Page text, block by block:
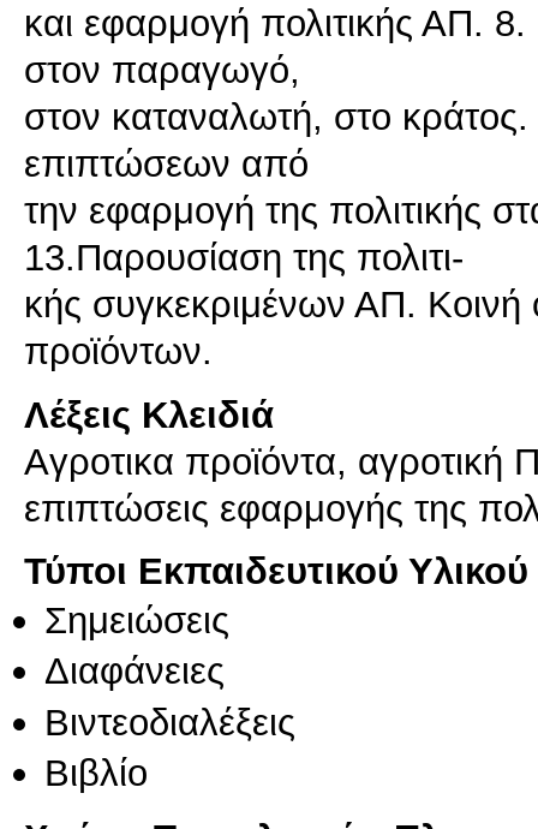
και εφαρμογή πολιτικής ΑΠ. 8.
στον παραγωγό,
στον καταναλωτή, στο
επιπτώσεων από
την εφαρμογή της πολιτικής
13.Παρουσίαση της πολιτι-
κής συγκεκριμένων ΑΠ.
Λέξεις Κλειδιά
Aγροτικα προϊόντα, αγροτική
επιπτώσεις εφαρμογής της
Τύποι Εκπαιδευτικού Υλικού
Σημειώσεις
Διαφάνειες
Βιντεοδιαλέξεις
Βιβλίο